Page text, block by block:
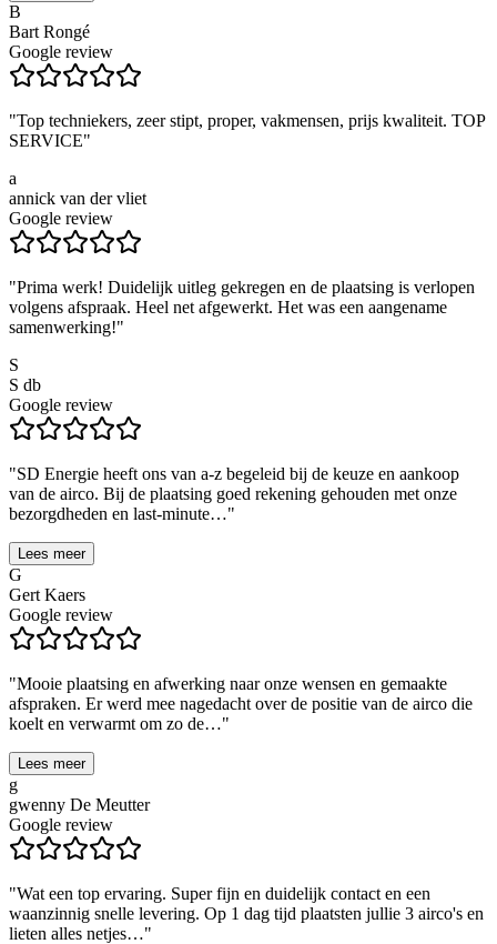
B
Bart Rongé
Google review
"Top techniekers, zeer stipt, proper, vakmensen, prijs kwaliteit. TOP
SERVICE"
a
annick van der vliet
Google review
"Prima werk! Duidelijk uitleg gekregen en de plaatsing is verlopen
volgens afspraak. Heel net afgewerkt. Het was een aangename
samenwerking!"
S
S db
Google review
"SD Energie heeft ons van a-z begeleid bij de keuze en aankoop
van de airco. Bij de plaatsing goed rekening gehouden met onze
bezorgdheden en last-minute…"
Lees meer
G
Gert Kaers
Google review
"Mooie plaatsing en afwerking naar onze wensen en gemaakte
afspraken. Er werd mee nagedacht over de positie van de airco die
koelt en verwarmt om zo de…"
Lees meer
g
gwenny De Meutter
Google review
"Wat een top ervaring. Super fijn en duidelijk contact en een
waanzinnig snelle levering. Op 1 dag tijd plaatsten jullie 3 airco's en
lieten alles netjes…"